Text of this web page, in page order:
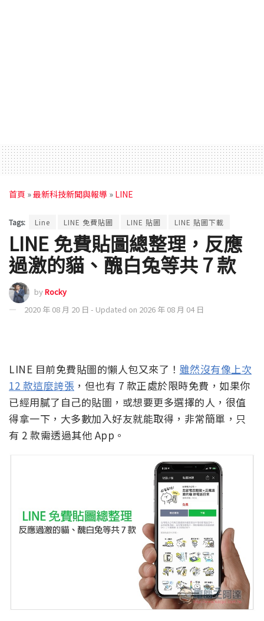
首頁 »最新科技新聞與報導 » LINE
Tags: Line LINE 免費貼圖 LINE 貼圖 LINE 貼圖下載
LINE 免費貼圖總整理，反應
過激的貓、醜白兔等共 7 款
byRocky
2020 年 08 月 20 日 - Updated on 2026 年 08 月 04 日
LINE 目前免費貼圖的懶人包又來了！ 雖然沒有像上次
12 款這麼誇張 ，但也有 7 款正處於限時免費，如果你
已經用膩了自己的貼圖，或想要更多選擇的人，很值
得拿一下，大多數加入好友就能取得，非常簡單，只
有 2 款需透過其他 App。